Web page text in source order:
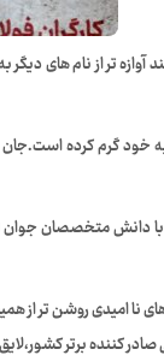
تر از نام های
خود گرم کرده
دانش متخصصان
راه های نا امیدی روشن
کننده برتر